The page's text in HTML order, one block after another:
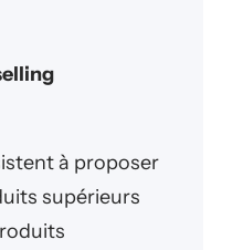
à proposer
supérieurs